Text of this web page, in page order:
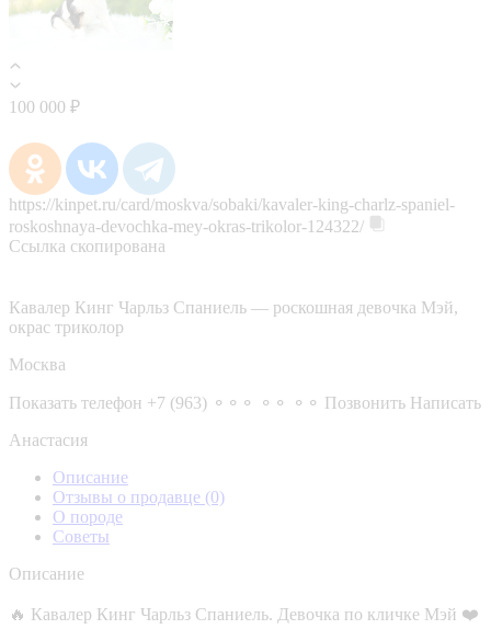
100 000 ₽
https://kinpet.ru/card/moskva/sobaki/kavaler-king-charlz-spaniel-
roskoshnaya-devochka-mey-okras-trikolor-124322/
Ссылка скопирована
Кавалер Кинг Чарльз Спаниель — роскошная девочка Мэй,
окрас триколор
Москва
Показать телефон +7 (963) ⚬⚬⚬ ⚬⚬ ⚬⚬ Позвонить Написать
Анастасия
Описание
Отзывы о продавце (0)
О породе
Советы
Описание
🔥 Кавалер Кинг Чарльз Спаниель. Девочка по кличке Мэй ❤️